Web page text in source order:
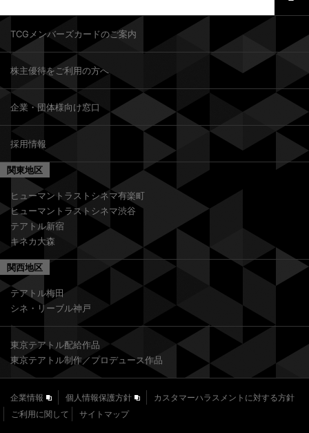
TCGメンバーズカードのご案内
株主優待をご利用の方へ
企業・団体様向け窓口
採用情報
関東地区
ヒューマントラストシネマ有楽町
ヒューマントラストシネマ渋谷
テアトル新宿
キネカ大森
関西地区
テアトル梅田
シネ・リーブル神戸
東京テアトル配給作品
東京テアトル制作／プロデュース作品
企業情報 個人情報保護方針
カスタマーハラスメントに対する方針
ご利用に関して
サイトマップ